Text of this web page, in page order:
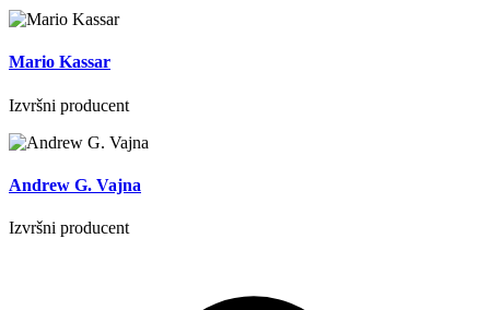
Mario Kassar
Izvršni producent
Andrew G. Vajna
Izvršni producent